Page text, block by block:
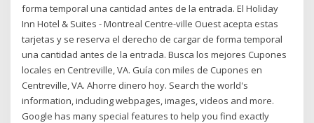
forma temporal una cantidad antes de la entrada. El Holiday
Inn Hotel & Suites - Montreal Centre-ville Ouest acepta estas
tarjetas y se reserva el derecho de cargar de forma temporal
una cantidad antes de la entrada. Busca los mejores Cupones
locales en Centreville, VA. Guía con miles de Cupones en
Centreville, VA. Ahorre dinero hoy. Search the world's
information, including webpages, images, videos and more.
Google has many special features to help you find exactly